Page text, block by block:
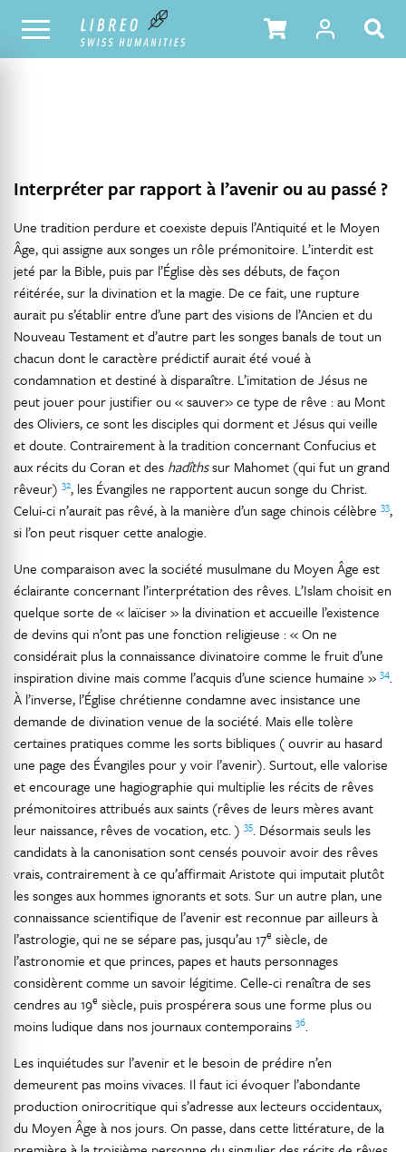
NOTRE CATALOGUE TABLE DES MATIÈRES
Interpréter par rapport à l’avenir ou au passé ?
Une tradition perdure et coexiste depuis l’Antiquité et le Moyen
Âge, qui assigne aux songes un rôle prémonitoire. L’interdit est
jeté par la Bible, puis par l’Église dès ses débuts, de façon
réitérée, sur la divination et la magie. De ce fait, une rupture
aurait pu s’établir entre d’une part des visions de l’Ancien et du
Nouveau Testament et d’autre part les songes banals de tout un
chacun dont le caractère prédictif aurait été voué à
condamnation et destiné à disparaître. L’imitation de Jésus ne
peut jouer pour justifier ou « sauver» ce type de rêve : au Mont
des Oliviers, ce sont les disciples qui dorment et Jésus qui veille
et doute. Contrairement à la tradition concernant Confucius et
aux récits du Coran et des hadîthssur Mahomet (qui fut un grand
rêveur) 32, les Évangiles ne rapportent aucun songe du Christ.
Celui-ci n’aurait pas rêvé, à la manière d’un sage chinois célèbre 33,
si l’on peut risquer cette analogie.
Une comparaison avec la société musulmane du Moyen Âge est
éclairante concernant l’interprétation des rêves. L’Islam choisit en
quelque sorte de « laïciser » la divination et accueille l’existence
de devins qui n’ont pas une fonction religieuse : « On ne
considérait plus la connaissance divinatoire comme le fruit d’une
inspiration divine mais comme l’acquis d’une science humaine » 34.
À l’inverse, l’Église chrétienne condamne avec insistance une
demande de divination venue de la société. Mais elle tolère
certaines pratiques comme les sorts bibliques ( ouvrir au hasard
une page des Évangiles pour y voir l’avenir). Surtout, elle valorise
et encourage une hagiographie qui multiplie les récits de rêves
prémonitoires attribués aux saints (rêves de leurs mères avant
leur naissance, rêves de vocation, etc. ) 35. Désormais seuls les
candidats à la canonisation sont censés pouvoir avoir des rêves
vrais, contrairement à ce qu’affirmait Aristote qui imputait plutôt
les songes aux hommes ignorants et sots. Sur un autre plan, une
connaissance scientifique de l’avenir est reconnue par ailleurs à
l’astrologie, qui ne se sépare pas, jusqu’au 17e siècle, de
l’astronomie et que princes, papes et hauts personnages
considèrent comme un savoir légitime. Celle-ci renaîtra de ses
cendres au 19e siècle, puis prospérera sous une forme plus ou
moins ludique dans nos journaux contemporains 36.
Les inquiétudes sur l’avenir et le besoin de prédire n’en
demeurent pas moins vivaces. Il faut ici évoquer l’abondante
production onirocritique qui s’adresse aux lecteurs occidentaux,
du Moyen Âge à nos jours. On passe, dans cette littérature, de la